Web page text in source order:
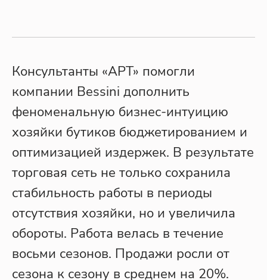
Консультанты «АРТ» помогли
компании Bessini дополнить
феноменальную бизнес-интуицию
хозяйки бутиков бюджетированием и
оптимизацией издержек. В результате
торговая сеть не только сохранила
стабильность работы в периоды
отсутствия хозяйки, но и увеличила
обороты. Работа велась в течение
восьми сезонов. Продажи росли от
сезона к сезону в среднем на 20%.